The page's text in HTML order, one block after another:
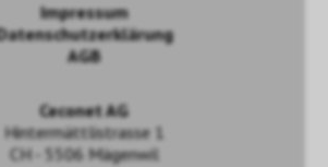
Impressum
AGB
Ceconet AG
Hintermättlistrasse 1
CH - 5506 Mägenwil